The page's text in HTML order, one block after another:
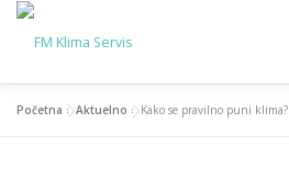
Skip
content
Početna »Aktuelno »Kako se pravilno puni klima?